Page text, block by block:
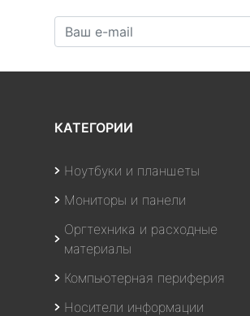
КАТЕГОРИИ
Ноутбуки и планшеты
Мониторы и панели
Оргтехника и расходные
материалы
Компьютерная периферия
Носители информации